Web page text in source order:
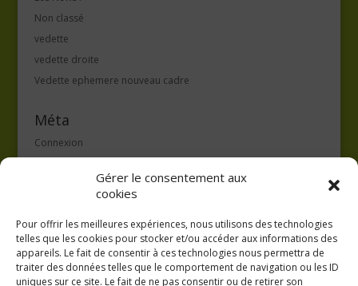
Gérer le consentement aux
cookies
Pour offrir les meilleures expériences, nous utilisons des technologies
telles que les cookies pour stocker et/ou accéder aux informations des
appareils. Le fait de consentir à ces technologies nous permettra de
traiter des données telles que le comportement de navigation ou les ID
uniques sur ce site. Le fait de ne pas consentir ou de retirer son
Non classé
vedette
vedette droite
Vedette ephemere nouveau cadre
Méta
Connexion
Flux des commentaires